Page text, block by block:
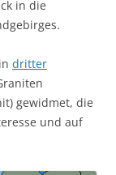
in die
dritter
gewidmet, die
und auf